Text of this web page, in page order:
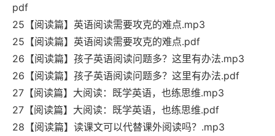
pdf
25【阅读篇】英语阅读需要攻克的难点.mp3
25【阅读篇】英语阅读需要攻克的难点.pdf
26【阅读篇】孩子英语阅读问题多？这里有办法.mp3
26【阅读篇】孩子英语阅读问题多？这里有办法.pdf
27【阅读篇】大阅读：既学英语，也练思维.mp3
27【阅读篇】大阅读：既学英语，也练思维.pdf
28【阅读篇】读课文可以代替课外阅读吗？.mp3